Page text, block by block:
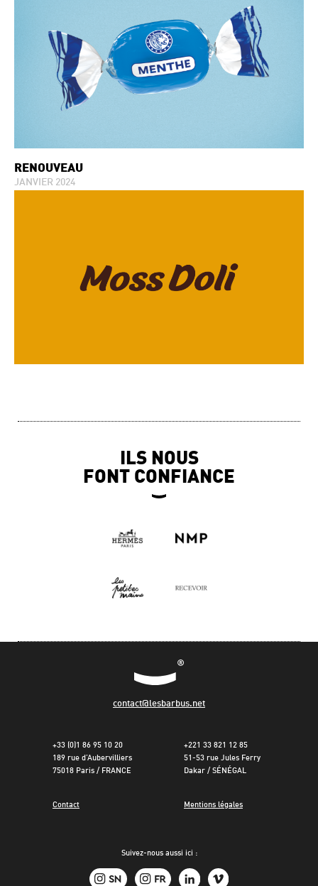
RENOUVEAU
JANVIER 2024
ILS NOUS
FONT CONFIANCE
contact@lesbarbus.net
+33 (0)1 86 95 10 20
189 rue d’Aubervilliers
75018 Paris / FRANCE
+221 33 821 12 85
51-53 rue Jules Ferry
Dakar / SÉNÉGAL
Contact Mentions légales
Suivez-nous aussi ici :